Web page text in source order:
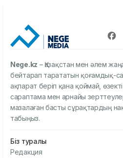
Nege.kz – Қазақстан мен әлем
бейтарап тарататын қоғамдық-
ақпарат беріп қана қоймай,
сараптама мен арнайы
мазалаған басты сұрақтардың
табыңыз.
Біз туралы
Редакция